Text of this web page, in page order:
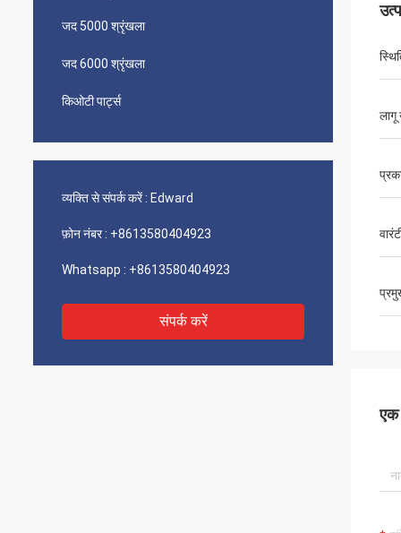
जद 5000 श्रृंखला
जद 6000 श्रृंखला
किओटी पार्ट्स
व्यक्ति से संपर्क करें : Edward
फ़ोन नंबर : +8613580404923
Whatsapp : +8613580404923
संपर्क करें
लागू
एक